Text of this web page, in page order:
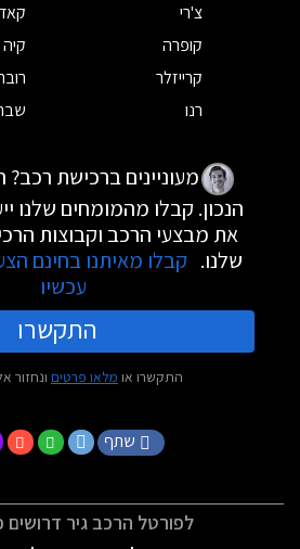
צ'רי
קופרה
קיה
קרייזלר
רנו
מעוניינים ברכישת
הנכון. קבלו מהמומחים שלנו
את מבצעי הרכב וקבוצות
שלנו. קבלו מאיתנו בחינם
עכשיו
התקשרו
התקשרו או מלאו פרטים ונחזור
שתף
לפורטל הרכב גיר דרושים